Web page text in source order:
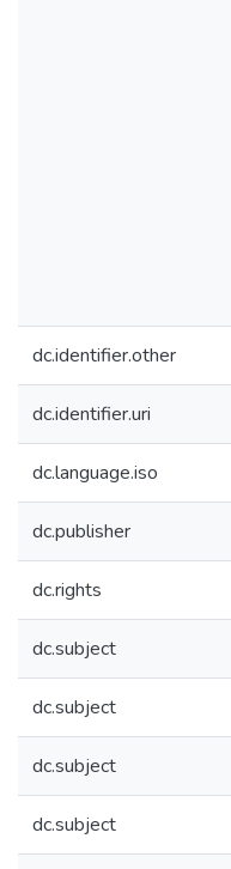
dc.identifier.other
dc.identifier.uri
dc.language.iso
dc.publisher
dc.rights
dc.subject
dc.subject
dc.subject
dc.subject